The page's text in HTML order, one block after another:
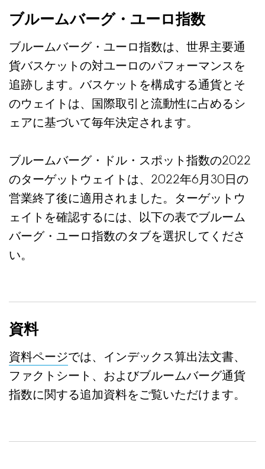
ブルームバーグ・ユーロ指数
ブルームバーグ・ユーロ指数は、世界主要通
貨バスケットの対ユーロのパフォーマンスを
追跡します。バスケットを構成する通貨とそ
のウェイトは、国際取引と流動性に占めるシ
ェアに基づいて毎年決定されます。
ブルームバーグ・ドル・スポット指数の2022
のターゲットウェイトは、2022年6月30日の
営業終了後に適用されました。ターゲットウ
ェイトを確認するには、以下の表でブルーム
バーグ・ユーロ指数のタブを選択してくださ
い。
資料
資料ページでは、インデックス算出法文書、
ファクトシート、およびブルームバーグ通貨
指数に関する追加資料をご覧いただけます。